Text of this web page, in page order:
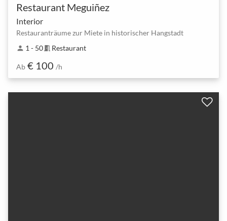
Restaurant Meguiñez
Interior
Restauranträume zur Miete in historischer Hangstadt
person 1 - 50meeting_room Restaurant
Ab € 100 /h